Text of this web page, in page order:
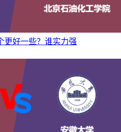
更好一些？谁实力强